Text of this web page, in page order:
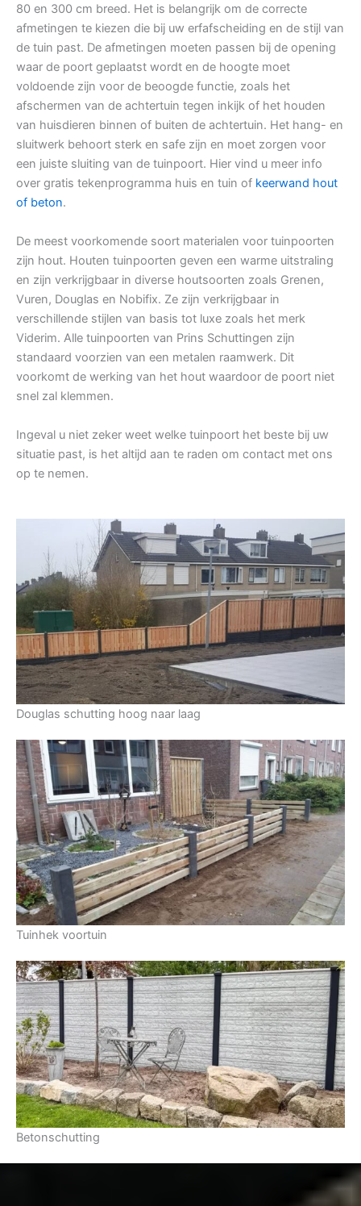
80 en 300 cm breed. Het is belangrijk om de correcte
afmetingen te kiezen die bij uw erfafscheiding en de stijl van
de tuin past. De afmetingen moeten passen bij de opening
waar de poort geplaatst wordt en de hoogte moet
voldoende zijn voor de beoogde functie, zoals het
afschermen van de achtertuin tegen inkijk of het houden
van huisdieren binnen of buiten de achtertuin. Het hang- en
sluitwerk behoort sterk en safe zijn en moet zorgen voor
een juiste sluiting van de tuinpoort. Hier vind u meer info
over gratis tekenprogramma huis en tuin of keerwand hout
of beton.
De meest voorkomende soort materialen voor tuinpoorten
zijn hout. Houten tuinpoorten geven een warme uitstraling
en zijn verkrijgbaar in diverse houtsoorten zoals Grenen,
Vuren, Douglas en Nobifix. Ze zijn verkrijgbaar in
verschillende stijlen van basis tot luxe zoals het merk
Viderim. Alle tuinpoorten van Prins Schuttingen zijn
standaard voorzien van een metalen raamwerk. Dit
voorkomt de werking van het hout waardoor de poort niet
snel zal klemmen.
Ingeval u niet zeker weet welke tuinpoort het beste bij uw
situatie past, is het altijd aan te raden om contact met ons
op te nemen.
Douglas schutting hoog naar laag
Tuinhek voortuin
Betonschutting